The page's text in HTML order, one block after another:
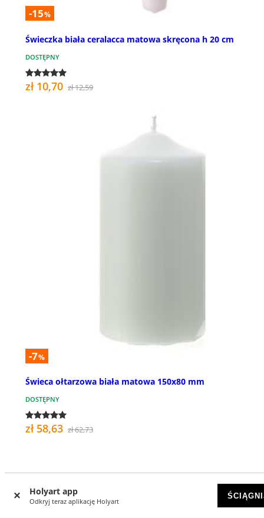
Holyart app
Odkryj teraz aplikację Holyart
-15%
Świeczka biała ceralacca matowa skręcona h 20 cm
DOSTĘPNY
zł 10,70 zł 12,59
-7%
Świeca ołtarzowa biała matowa 150x80 mm
DOSTĘPNY
zł 58,63 zł 62,73